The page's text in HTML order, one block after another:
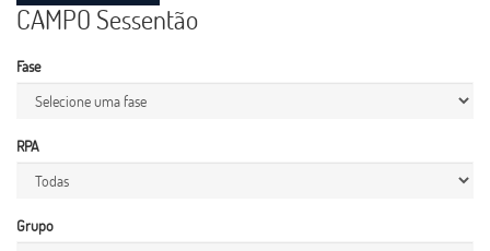
CAMPO Sessentão
Fase
RPA
Grupo